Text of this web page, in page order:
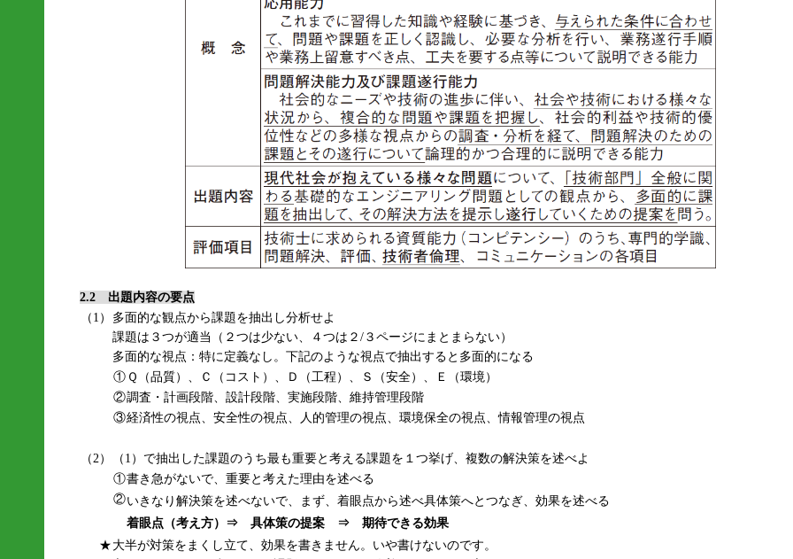
2.2 出題内容の要点
（1）
多面的な観点から課題を抽出し分析せよ
課題は３つが適当（２つは少ない、４つは２/３ページにまとまらない）
多面的な視点：特に定義なし。下記のような視点で抽出すると多面的になる
① Ｑ（品質）、Ｃ（コスト）、Ｄ（工程）、Ｓ（安全）、Ｅ（環境）
②調査・計画段階、設計段階、実施段階、維持管理段階
③経済性の視点、安全性の視点、人的管理の視点、環境保全の視点、情報管理の視点
（2）
（1）で抽出した課題のうち最も重要と考える課題を１つ挙げ、複数の解決策を述べよ
①書き急がないで、重要と考えた理由を述べる
②いきなり解決策を述べないで、まず、着眼点から述べ具体策へとつなぎ、効果を述べる
着眼点（考え方）⇒ 具体策の提案 ⇒ 期待できる効果
★ 大半が対策をまくし立て、効果を書きません。いや書けないのです。